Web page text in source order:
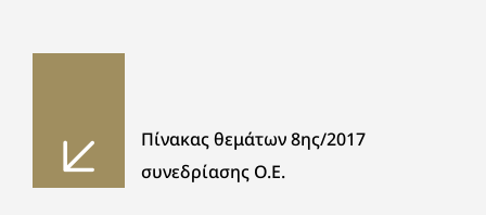
Πίνακας θεμάτων 8ης/2017
συνεδρίασης Ο.Ε.